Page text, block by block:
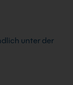
unter der